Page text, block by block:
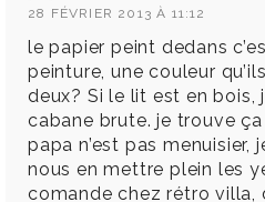
28 FÉVRIER 2013 À 11:12
le papier peint dedans
peinture, une couleur
deux? Si le lit est en bois,
cabane brute. je trouve
papa n’est pas menuisier,
nous en mettre plein les
comande chez rétro villa,